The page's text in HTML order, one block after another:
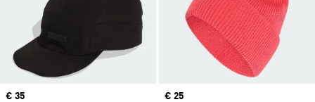
Price
€ 35
Price
€ 25